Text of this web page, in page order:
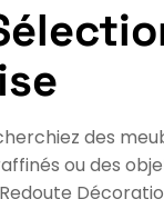
des
ou des